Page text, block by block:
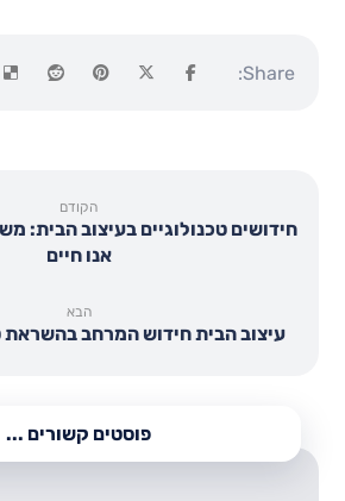
הקודם
חידושים טכנולוגיים בעיצוב הבית:
אנו חיים
הבא
עיצוב הבית חידוש המרחב בהשראת
פוסטים קשורים ...